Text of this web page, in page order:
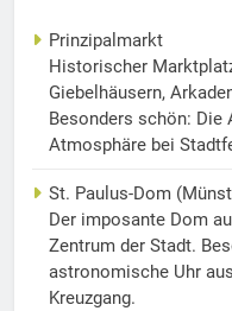
Prinzipalmarkt
Historischer
Giebelhäusern,
Besonders schön: Die
Atmosphäre bei
St. Paulus-Dom
Der imposante Dom
Zentrum der Stadt.
astronomische Uhr
Kreuzgang.